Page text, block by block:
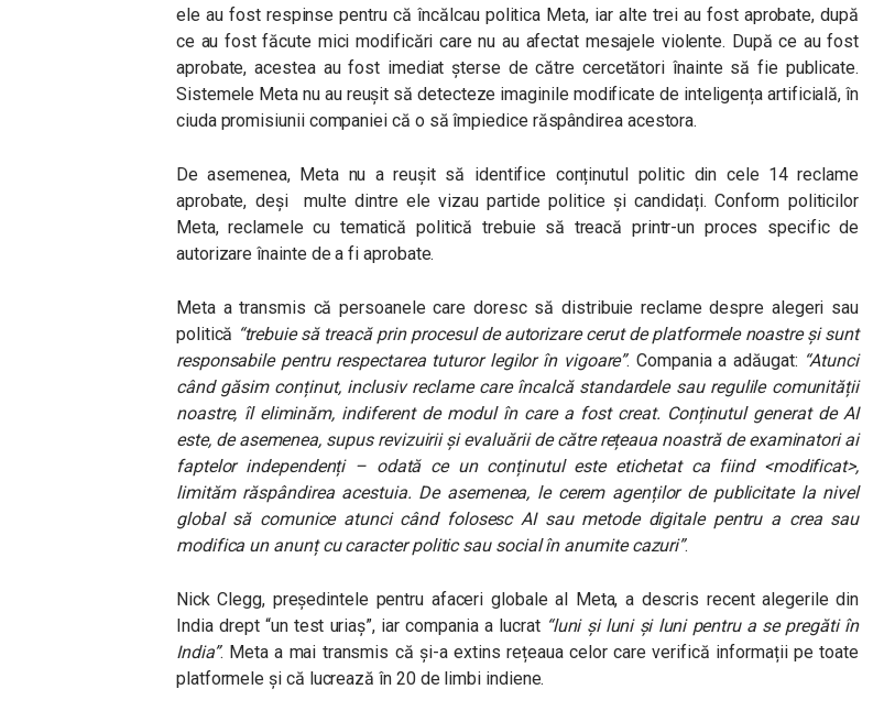
ele au fost respinse pentru că încălcau politica Meta, iar alte trei au fost aprobate, după
ce au fost făcute mici modificări care nu au afectat mesajele violente. După ce au fost
aprobate, acestea au fost imediat șterse de către cercetători înainte să fie publicate.
Sistemele Meta nu au reușit să detecteze imaginile modificate de inteligența artificială, în
ciuda promisiunii companiei că o să împiedice răspândirea acestora.
De asemenea, Meta nu a reușit să identifice conținutul politic din cele 14 reclame
aprobate, deși multe dintre ele vizau partide politice și candidați. Conform politicilor
Meta, reclamele cu tematică politică trebuie să treacă printr-un proces specific de
autorizare înainte de a fi aprobate.
Meta a transmis că persoanele care doresc să distribuie reclame despre alegeri sau
politică “trebuie să treacă prin procesul de autorizare cerut de platformele noastre și sunt
responsabile pentru respectarea tuturor legilor în vigoare”. Compania a adăugat: “Atunci
când găsim conținut, inclusiv reclame care încalcă standardele sau regulile comunității
noastre, îl eliminăm, indiferent de modul în care a fost creat. Conținutul generat de AI
este, de asemenea, supus revizuirii și evaluării de către rețeaua noastră de examinatori ai
faptelor independenți – odată ce un conținutul este etichetat ca fiind <modificat>,
limităm răspândirea acestuia. De asemenea, le cerem agenților de publicitate la nivel
global să comunice atunci când folosesc AI sau metode digitale pentru a crea sau
modifica un anunț cu caracter politic sau social în anumite cazuri”.
Nick Clegg, președintele pentru afaceri globale al Meta, a descris recent alegerile din
India drept “un test uriaș”, iar compania a lucrat “luni și luni și luni pentru a se pregăti în
India”. Meta a mai transmis că și-a extins rețeaua celor care verifică informații pe toate
platformele și că lucrează în 20 de limbi indiene.